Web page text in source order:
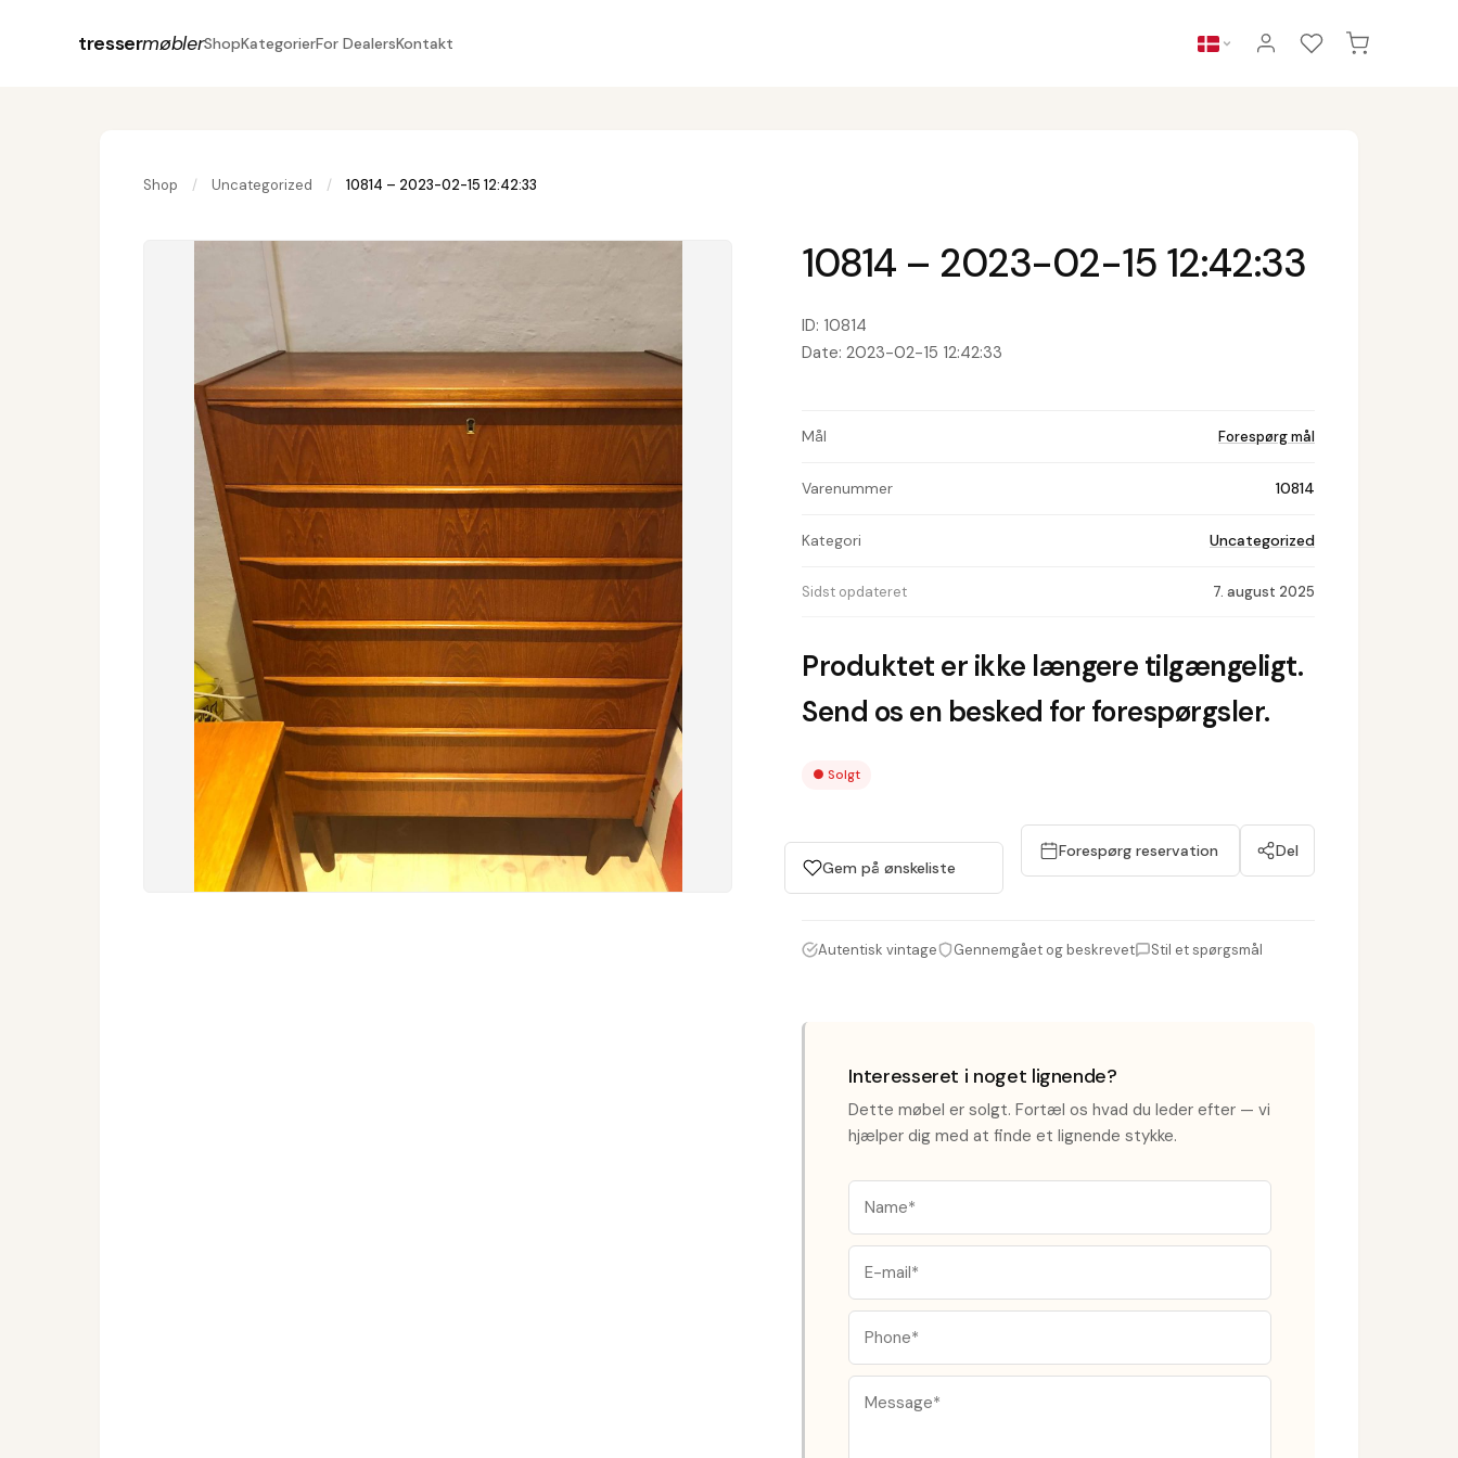
tressermøblerShopKategorierFor DealersKontakt
Shop / Uncategorized / 10814 – 2023-02-15 12:42:33
10814 – 2023-02-15 12:42:33
ID: 10814
Date: 2023-02-15 12:42:33
Mål Forespørg mål
Varenummer 10814
Kategori Uncategorized
Sidst opdateret 7. august 2025
Produktet er ikke længere tilgængeligt.
Send os en besked for forespørgsler.
●Solgt
Gem på ønskeliste
Forespørg reservation Del
Autentisk vintage Gennemgået og beskrevet Stil et spørgsmål
Interesseret i noget lignende?
Dette møbel er solgt. Fortæl os hvad du leder efter — vi
hjælper dig med at finde et lignende stykke.